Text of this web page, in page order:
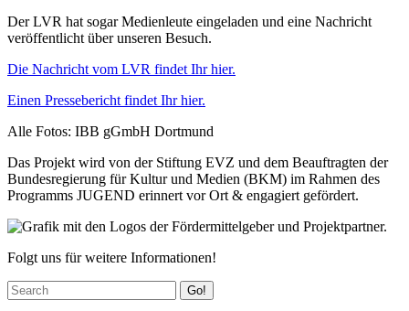
Der LVR hat sogar Medienleute eingeladen und eine Nachricht
veröffentlicht über unseren Besuch.
Die Nachricht vom LVR findet Ihr hier.
Einen Pressebericht findet Ihr hier.
Alle Fotos: IBB gGmbH Dortmund
Das Projekt wird von der Stiftung EVZ und dem Beauftragten der
Bundesregierung für Kultur und Medien (BKM) im Rahmen des
Programms JUGEND erinnert vor Ort & engagiert gefördert.
Folgt uns für weitere Informationen!
Go!